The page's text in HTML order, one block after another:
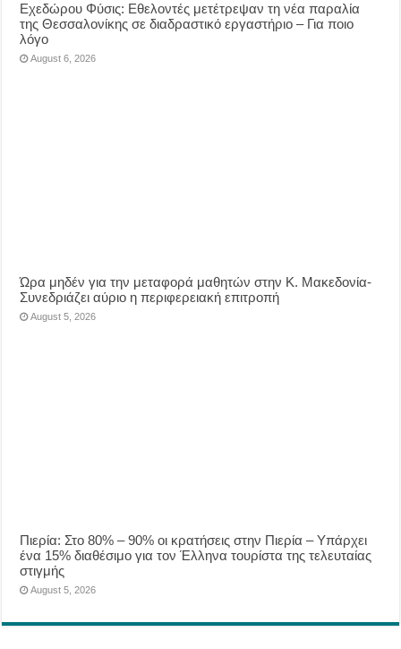
Eχεδώρου Φύσις: Εθελοντές μετέτρεψαν τη νέα παραλία
της Θεσσαλονίκης σε διαδραστικό εργαστήριο – Για ποιο
λόγο
August 6, 2026
Ώρα μηδέν για την μεταφορά μαθητών στην Κ. Μακεδονία-
Συνεδριάζει αύριο η περιφερειακή επιτροπή
August 5, 2026
Πιερία: Στο 80% – 90% οι κρατήσεις στην Πιερία – Υπάρχει
ένα 15% διαθέσιμο για τον Έλληνα τουρίστα της τελευταίας
στιγμής
August 5, 2026